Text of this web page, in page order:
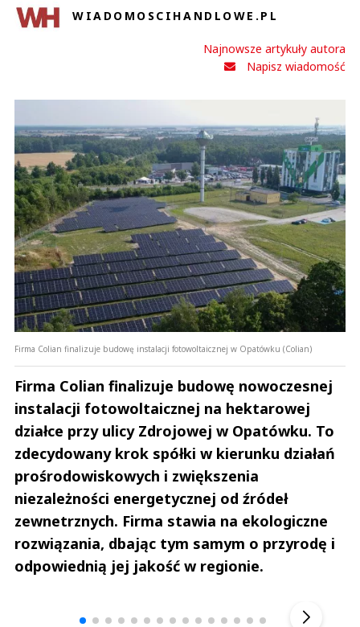
WIADOMOSCIHANDLOWE.PL
Najnowsze artykuły autora
Napisz wiadomość
Firma Colian finalizuje budowę instalacji fotowoltaicznej w Opatówku (Colian)
Firma Colian finalizuje budowę nowoczesnej
instalacji fotowoltaicznej na hektarowej
działce przy ulicy Zdrojowej w Opatówku. To
zdecydowany krok spółki w kierunku działań
prośrodowiskowych i zwiększenia
niezależności energetycznej od źródeł
zewnetrznych. Firma stawia na ekologiczne
rozwiązania, dbając tym samym o przyrodę i
odpowiednią jej jakość w regionie.
Andrzej i Marta Sterniccy